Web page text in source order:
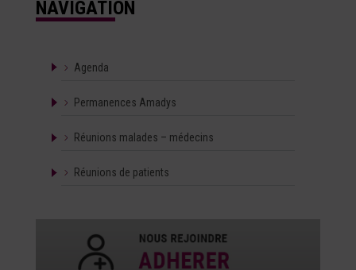
NAVIGATION
Agenda
Permanences Amadys
Réunions malades – médecins
Réunions de patients